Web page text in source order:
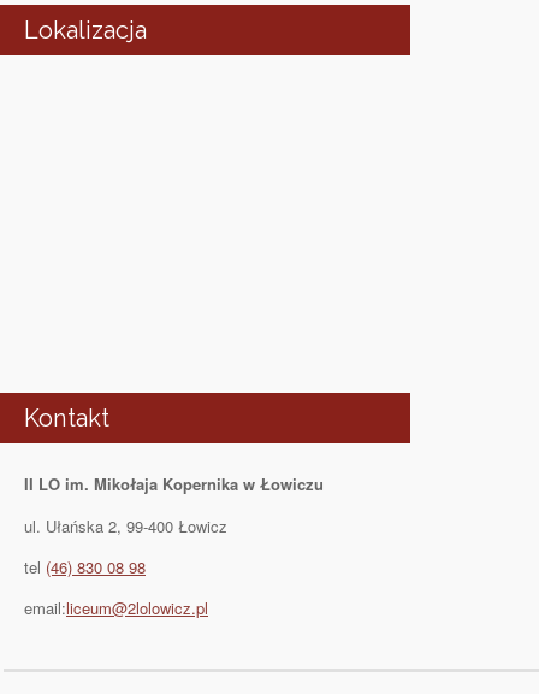
Lokalizacja
Kontakt
II LO im. Mikołaja Kopernika w Łowiczu
ul. Ułańska 2, 99-400 Łowicz
tel (46) 830 08 98
email:liceum@2lolowicz.pl